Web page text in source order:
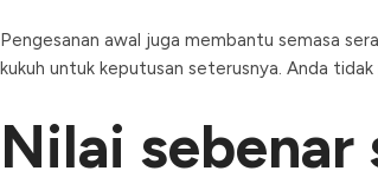
Pengesanan awal juga membantu semasa
kukuh untuk keputusan seterusnya. Anda
Nilai sebenar